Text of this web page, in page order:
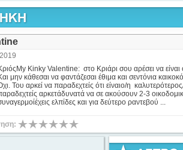
Kinky Valentine: στο Κριάρι σου αρέσει να
μην κάθεσαι να φαντάζεσαι έθιμα και σεντόνια
Του αρκεί να παραδεχτείς ότι είναιο/η
αρκετάδυνατά να σε ακούσουν 2-3
ελπίδες και για δεύτερο ραντεβού ...